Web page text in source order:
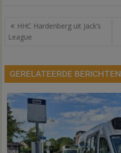
Bericht
navigatie
HHC Hardenberg uit Jack’s
League
GERELATEERDE BERICHTEN